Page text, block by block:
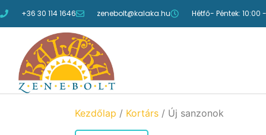
+36 30 114 1646 zenebolt@kalaka.hu Hétfő- Péntek: 10:00
Kezdőlap / Kortárs / Új sanzonok